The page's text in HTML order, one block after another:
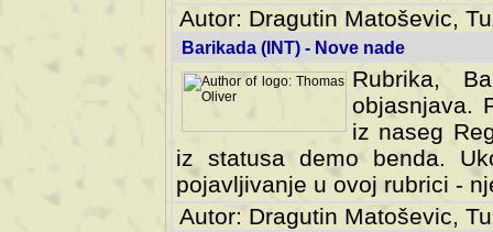
Autor: Dragutin Matoševic,
Barikada (INT) - Nove nade
Rubrika,
objasnjava.
iz naseg
iz statusa demo benda.
pojavljivanje u ovoj rubrici -
Autor: Dragutin Matoševic,